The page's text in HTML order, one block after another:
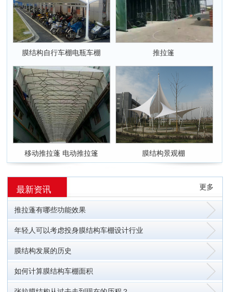
膜结构自行车棚电瓶车棚 推拉篷
移动推拉蓬 电动推拉篷 膜结构景观棚
最新资讯 更多
推拉蓬有哪些功能效果
年轻人可以考虑投身膜结构车棚设计行业
膜结构发展的历史
如何计算膜结构车棚面积